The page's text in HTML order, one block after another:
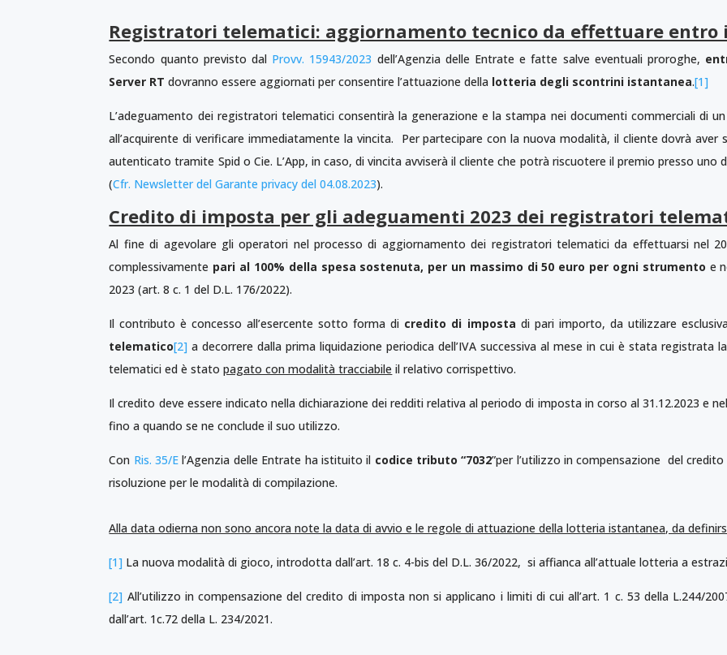
Registratori telematici: aggiornamento tecnico da effettuare entro
Secondo quanto previsto dal Provv. 15943/2023 dell’Agenzia delle Entrate e fatte salve eventuali proroghe,
Server RT dovranno essere aggiornati per consentire l’attuazione della lotteria degli scontrini istantanea.[1]
L’adeguamento dei registratori telematici consentirà la generazione e la stampa nei documenti commerciali di
all’acquirente di verificare immediatamente la vincita. Per partecipare con la nuova modalità, il cliente dovrà aver
autenticato tramite Spid o Cie. L’App, in caso, di vincita avviserà il cliente che potrà riscuotere il premio presso
(Cfr. Newsletter del Garante privacy del 04.08.2023).
Credito di imposta per gli adeguamenti 2023 dei registratori
Al fine di agevolare gli operatori nel processo di aggiornamento dei registratori telematici da effettuarsi nel
complessivamente pari al 100% della spesa sostenuta, per un massimo di 50 euro per ogni strumento e
2023 (art. 8 c. 1 del D.L. 176/2022).
Il contributo è concesso all’esercente sotto forma di credito di imposta di pari importo, da utilizzare
telematico[2] a decorrere dalla prima liquidazione periodica dell’IVA successiva al mese in cui è stata
telematici ed è statopagato con modalità tracciabile il relativo corrispettivo.
Il credito deve essere indicato nella dichiarazione dei redditi relativa al periodo di imposta in corso al 31.12.2023 e
fino a quando se ne conclude il suo utilizzo.
Con Ris. 35/E l’Agenzia delle Entrate ha istituito il codice tributo “7032”per l’utilizzo in compensazione del
risoluzione per le modalità di compilazione.
Alla data odierna non sono ancora note la data di avvio e le regole di attuazione della lotteria istantanea, da
[1] La nuova modalità di gioco, introdotta dall’art. 18 c. 4-bis del D.L. 36/2022, si affianca all’attuale lotteria a
[2] All’utilizzo in compensazione del credito di imposta non si applicano i limiti di cui all’art. 1 c. 53 della L.244/
dall’art. 1c.72 della L. 234/2021.